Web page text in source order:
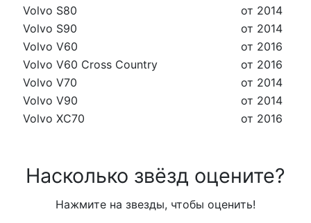
Volvo S80
от 2014
Volvo S90
от 2014
Volvo V60
от 2016
Volvo V60 Cross Country
от 2016
Volvo V70
от 2014
Volvo V90
от 2014
Volvo XC70
от 2016
Насколько звёзд оцените?
Нажмите на звезды, чтобы оценить!